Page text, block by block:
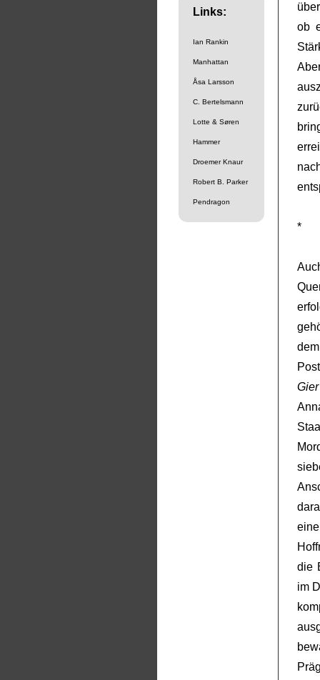
Links:
Ian Rankin
Manhattan
Åsa Larsson
C. Bertelsmann
Lotte & Søren
Hammer
Droemer Knaur
Robert B. Parker
Pendragon
ob
*
die
im